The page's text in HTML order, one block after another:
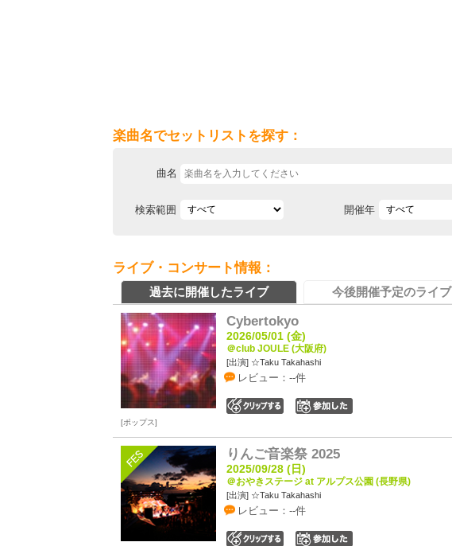
楽曲名でセットリストを探す：
曲名
検索範囲 開催年
ライブ・コンサート情報：
過去に開催したライブ 今後開催予定のライブ
Cybertokyo
2026/05/01 (金)
＠club JOULE (大阪府)
[出演] ☆Taku Takahashi
レビュー：--件
ポップス
りんご音楽祭 2025
2025/09/28 (日)
＠おやきステージ at アルプス公園 (長野県)
[出演] ☆Taku Takahashi
レビュー：--件